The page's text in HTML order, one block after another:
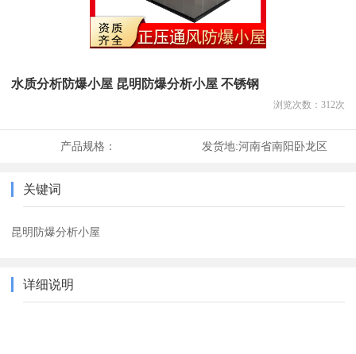
水质分析防爆小屋 昆明防爆分析小屋 不锈钢
浏览次数： 312次
产品规格： 发货地:河南省南阳卧龙区
关键词
昆明防爆分析小屋
详细说明